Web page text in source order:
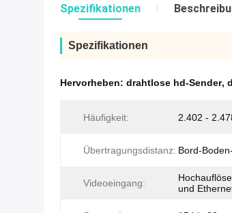
Spezifikationen
Spezifikationen
Hervorheben: drahtlose hd-Sender,
Häufigkeit: 2.402 -
Übertragungsdistanz: Bord-
Videoeingang:
und